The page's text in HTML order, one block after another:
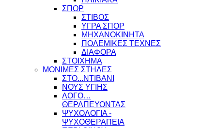
ΣΠΟΡ
ΣΤΙΒΟΣ
ΥΓΡΑ ΣΠΟΡ
ΜΗΧΑΝΟΚΙΝΗΤΑ
ΠΟΛΕΜΙΚΕΣ ΤΕΧΝΕΣ
ΔΙΑΦΟΡΑ
ΣΤΟΙΧΗΜΑ
ΜΟΝΙΜΕΣ ΣΤΗΛΕΣ
ΣΤΟ...ΝΤΙΒΑΝΙ
ΝΟΥΣ ΥΓΙΗΣ
ΛΟΓΟ…
ΘΕΡΑΠΕΥΟΝΤΑΣ
ΨΥΧΟΛΟΓΙΑ -
ΨΥΧΟΘΕΡΑΠΕΙΑ